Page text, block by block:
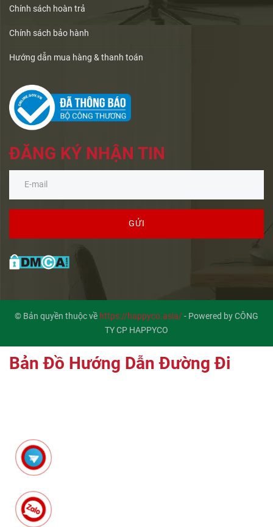
Chính sách hoàn trả
Chính sách bảo hành
Hướng dẫn mua hàng & thanh toán
ĐĂNG KÝ NHẬN TIN
GỬI
© Bản quyền thuộc về https://happyco.asia/- Powered by CÔNG
TY CP HAPPYCO
Bản Đồ Hướng Dẫn Đường Đi